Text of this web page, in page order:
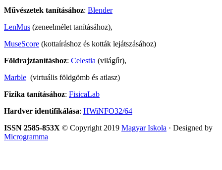
Művészetek tanításához: Blender
LenMus (zeneelmélet tanításához),
MuseScore (kottaíráshoz és kották lejátszásához)
Földrajztanításhoz: Celestia (világűr),
Marble (virtuális földgömb és atlasz)
Fizika tanításához: FisicaLab
Hardver identifikálása: HWiNFO32/64
ISSN 2585-853X © Copyright 2019 Magyar Iskola · Designed by
Microgramma